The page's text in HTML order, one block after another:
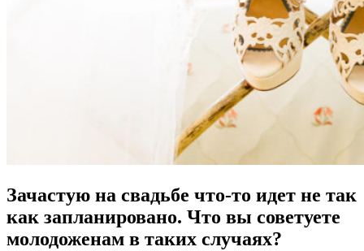
Зачастую на свадьбе что-то идет не так
как запланировано. Что вы советуете
молодоженам в таких случаях?